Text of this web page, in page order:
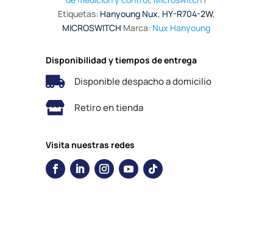
Etiquetas: Hanyoung Nux, HY-R704-2W,
MICROSWITCH Marca: Nux Hanyoung
Disponibilidad y tiempos de entrega
 Disponible despacho a domicilio
 Retiro en tienda
Visita nuestras redes